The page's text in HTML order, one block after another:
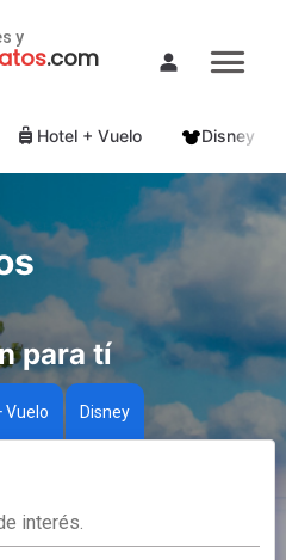
y
.com
Hotel + Vuelo Disney
para tí
Vuelo Disney